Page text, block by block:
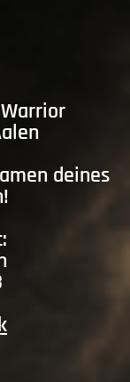
deines